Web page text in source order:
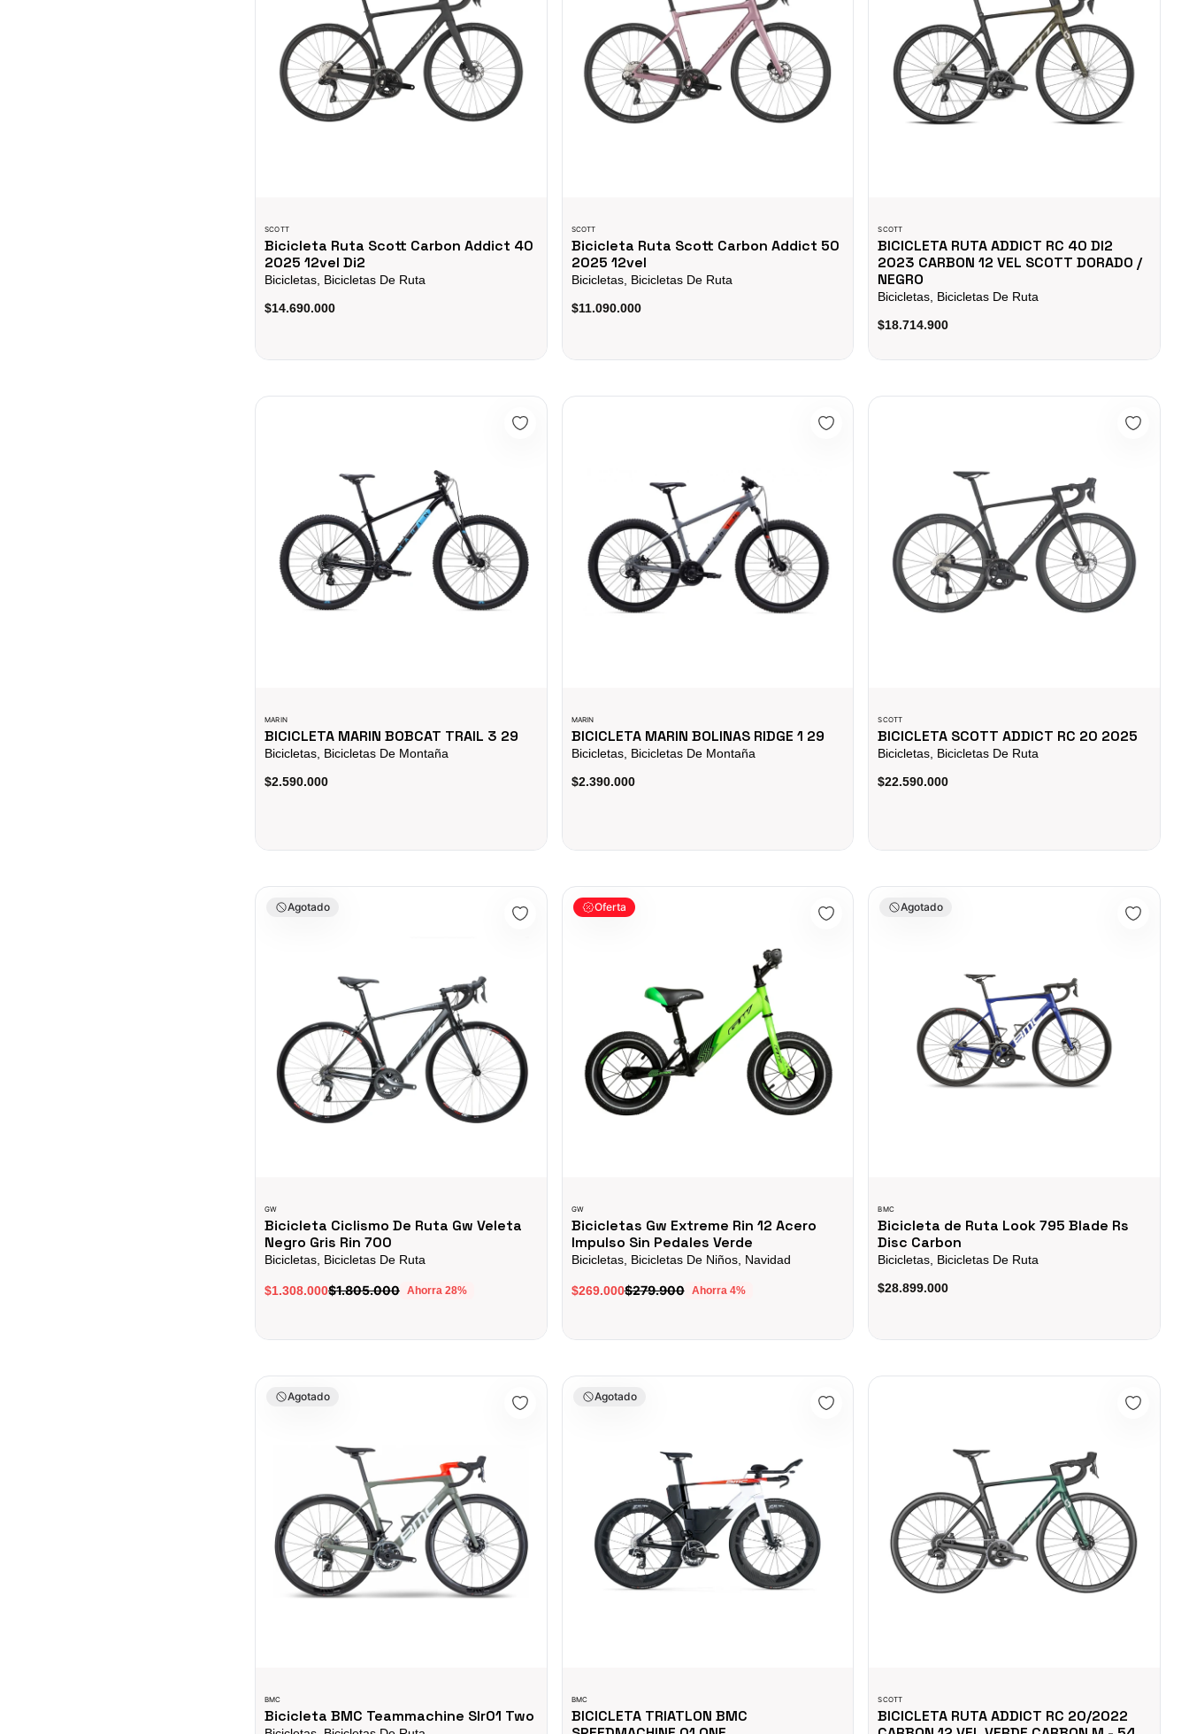
SCOTT
Bicicleta Ruta Scott Carbon Addict 40
2025 12vel Di2
Bicicletas, Bicicletas De Ruta
$14.690.000
SCOTT
Bicicleta Ruta Scott Carbon Addict 50
2025 12vel
Bicicletas, Bicicletas De Ruta
$11.090.000
SCOTT
BICICLETA RUTA ADDICT RC 40 DI2
2023 CARBON 12 VEL SCOTT DORADO /
NEGRO
Bicicletas, Bicicletas De Ruta
$18.714.900
BICICLETA MARIN BOBCAT TRAIL 3 29
MARIN
BICICLETA MARIN BOBCAT TRAIL 3 29
Bicicletas, Bicicletas De Montaña
$2.590.000
BICICLETA MARIN BOLINAS RIDGE 1 29
MARIN
BICICLETA MARIN BOLINAS RIDGE 1 29
Bicicletas, Bicicletas De Montaña
$2.390.000
BICICLETA SCOTT ADDICT RC 20 2025
SCOTT
BICICLETA SCOTT ADDICT RC 20 2025
Bicicletas, Bicicletas De Ruta
$22.590.000
Bicicleta Ciclismo De Ruta Gw Veleta Negro Gris Rin 700
Agotado
GW
Bicicleta Ciclismo De Ruta Gw Veleta
Negro Gris Rin 700
Bicicletas, Bicicletas De Ruta
$1.308.000$1.805.000 Ahorra 28%
Bicicletas Gw Extreme Rin 12 Acero Impulso Sin Pedales Verde
Oferta
GW
Bicicletas Gw Extreme Rin 12 Acero
Impulso Sin Pedales Verde
Bicicletas, Bicicletas De Niños, Navidad
$269.000$279.900 Ahorra 4%
Bicicleta de Ruta Look 795 Blade Rs Disc Carbon
Agotado
BMC
Bicicleta de Ruta Look 795 Blade Rs
Disc Carbon
Bicicletas, Bicicletas De Ruta
$28.899.000
Bicicleta BMC Teammachine Slr01 Two
Agotado
BMC
Bicicleta BMC Teammachine Slr01 Two
BICICLETA TRIATLON BMC SPEEDMACHINE 01 ONE
Agotado
BMC
BICICLETA TRIATLON BMC
BICICLETA RUTA ADDICT RC 20/2022 CARBON 12
SCOTT
BICICLETA RUTA ADDICT RC 20/2022